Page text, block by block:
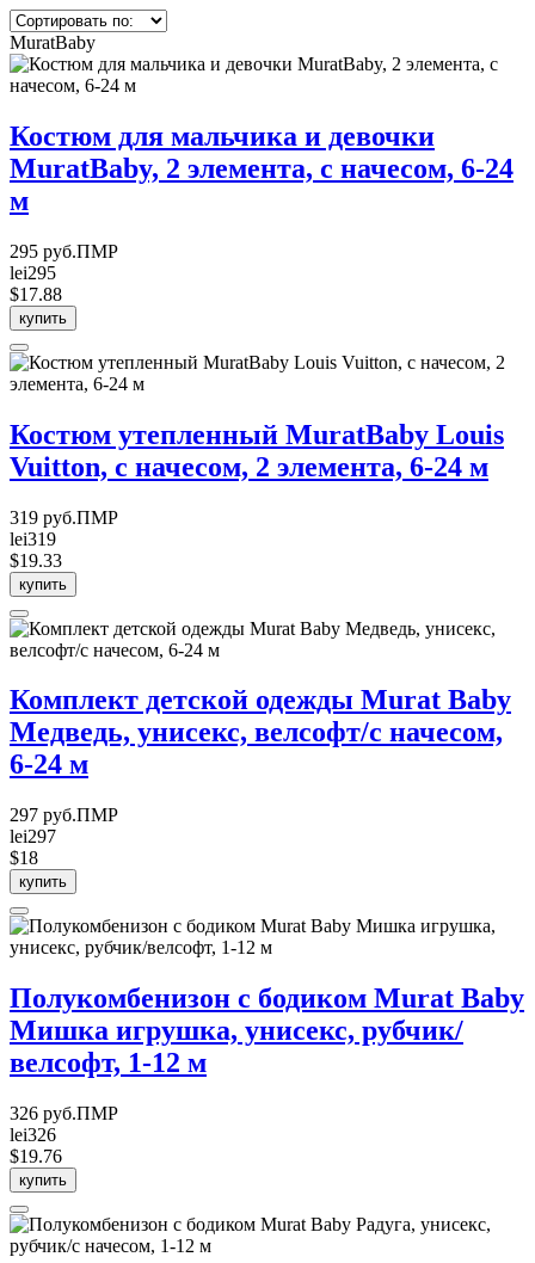
MuratBaby
Костюм для мальчика и девочки
MuratBaby, 2 элемента, с начесом, 6-24
м
295 руб.ПМР
lei295
$17.88
купить
Костюм утепленный MuratBaby Louis
Vuitton, с начесом, 2 элемента, 6-24 м
319 руб.ПМР
lei319
$19.33
купить
Комплект детской одежды Murat Baby
Медведь, унисекс, велсофт/с начесом,
6-24 м
297 руб.ПМР
lei297
$18
купить
Полукомбенизон с бодиком Murat Baby
Мишка игрушка, унисекс, рубчик/
велсофт, 1-12 м
326 руб.ПМР
lei326
$19.76
купить